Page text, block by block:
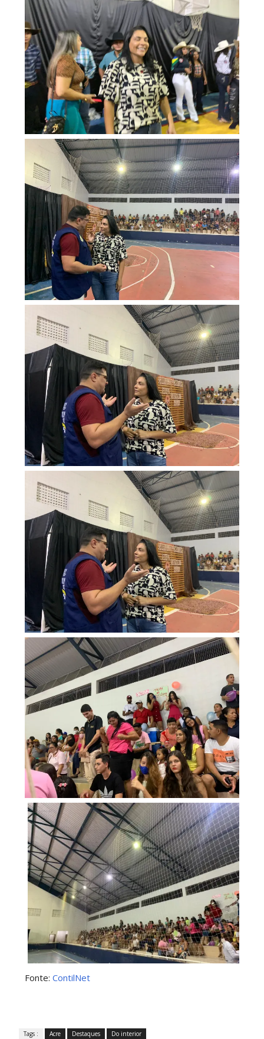
Fonte: ContilNet
Tags : Acre Destaques Do interior